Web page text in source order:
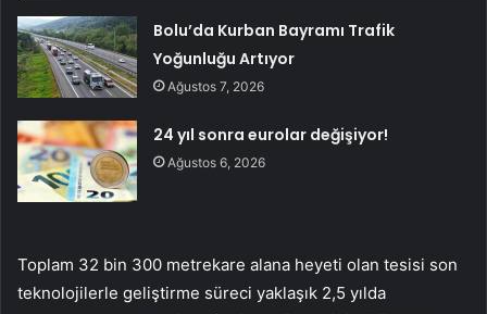
Bolu’da Kurban Bayramı Trafik
Yoğunluğu Artıyor
Ağustos 7, 2026
24 yıl sonra eurolar değişiyor!
Ağustos 6, 2026
Toplam 32 bin 300 metrekare alana heyeti olan tesisi son
teknolojilerle geliştirme süreci yaklaşık 2,5 yılda